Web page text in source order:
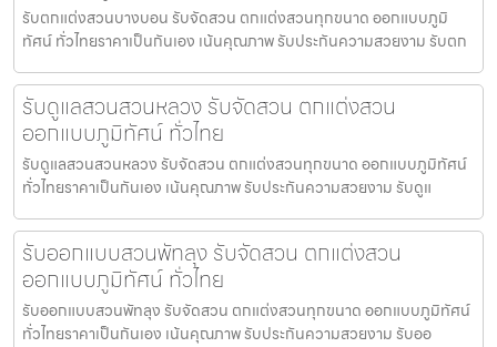
รับตกแต่งสวนบางบอน รับจัดสวน ตกแต่งสวนทุกขนาด ออกแบบภูมิ
ทัศน์ ทั่วไทยราคาเป็นกันเอง เน้นคุณภาพ รับประกันความสวยงาม รับตก
รับดูแลสวนสวนหลวง รับจัดสวน ตกแต่งสวน
ออกแบบภูมิทัศน์ ทั่วไทย
รับดูแลสวนสวนหลวง รับจัดสวน ตกแต่งสวนทุกขนาด ออกแบบภูมิทัศน์
ทั่วไทยราคาเป็นกันเอง เน้นคุณภาพ รับประกันความสวยงาม รับดูแ
รับออกแบบสวนพัทลุง รับจัดสวน ตกแต่งสวน
ออกแบบภูมิทัศน์ ทั่วไทย
รับออกแบบสวนพัทลุง รับจัดสวน ตกแต่งสวนทุกขนาด ออกแบบภูมิทัศน์
ทั่วไทยราคาเป็นกันเอง เน้นคุณภาพ รับประกันความสวยงาม รับออ